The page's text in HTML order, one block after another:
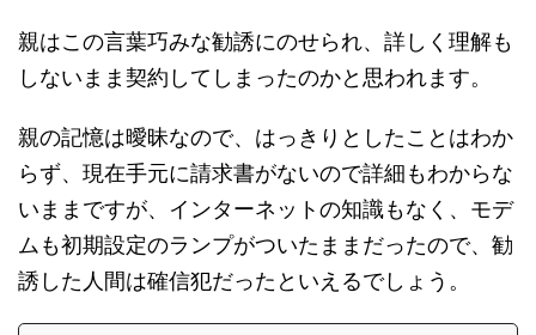
親はこの言葉巧みな勧誘にのせられ、詳しく理解も
しないまま契約してしまったのかと思われます。
親の記憶は曖昧なので、はっきりとしたことはわか
らず、現在手元に請求書がないので詳細もわからな
いままですが、インターネットの知識もなく、モデ
ムも初期設定のランプがついたままだったので、勧
誘した人間は確信犯だったといえるでしょう。